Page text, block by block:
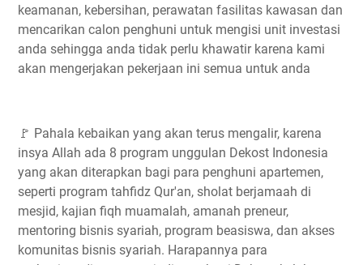
keamanan, kebersihan, perawatan fasilitas kawasan dan
mencarikan calon penghuni untuk mengisi unit investasi
anda sehingga anda tidak perlu khawatir karena kami
akan mengerjakan pekerjaan ini semua untuk anda
🚩 Pahala kebaikan yang akan terus mengalir, karena
insya Allah ada 8 program unggulan Dekost Indonesia
yang akan diterapkan bagi para penghuni apartemen,
seperti program tahfidz Qur'an, sholat berjamaah di
mesjid, kajian fiqh muamalah, amanah preneur,
mentoring bisnis syariah, program beasiswa, dan akses
komunitas bisnis syariah. Harapannya para